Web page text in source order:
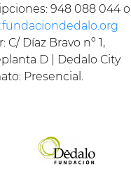
948 088 044 o
C/ Díaz Bravo nº 1,
D | Dedalo City
Presencial.